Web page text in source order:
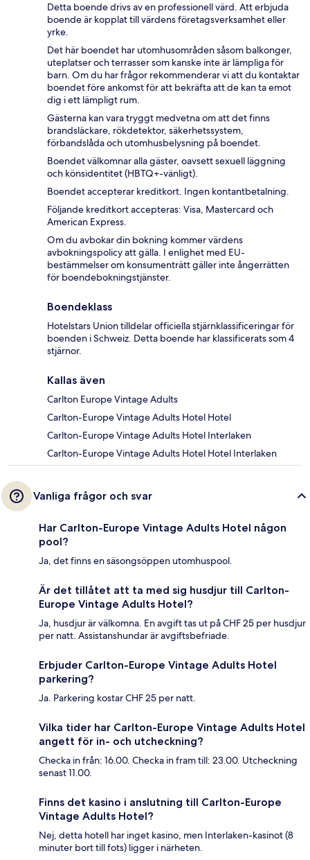
Detta boende drivs av en professionell värd. Att erbjuda
boende är kopplat till värdens företagsverksamhet eller
yrke.
Det här boendet har utomhusområden såsom balkonger,
uteplatser och terrasser som kanske inte är lämpliga för
barn. Om du har frågor rekommenderar vi att du kontaktar
boendet före ankomst för att bekräfta att de kan ta emot
dig i ett lämpligt rum.
Gästerna kan vara tryggt medvetna om att det finns
brandsläckare, rökdetektor, säkerhetssystem,
förbandslåda och utomhusbelysning på boendet.
Boendet välkomnar alla gäster, oavsett sexuell läggning
och könsidentitet (HBTQ+-vänligt).
Boendet accepterar kreditkort. Ingen kontantbetalning.
Följande kreditkort accepteras: Visa, Mastercard och
American Express.
Om du avbokar din bokning kommer värdens
avbokningspolicy att gälla. I enlighet med EU-
bestämmelser om konsumenträtt gäller inte ångerrätten
för boendebokningstjänster.
Boendeklass
Hotelstars Union tilldelar officiella stjärnklassificeringar för
boenden i Schweiz. Detta boende har klassificerats som 4
stjärnor.
Kallas även
Carlton Europe Vintage Adults
Carlton-Europe Vintage Adults Hotel Hotel
Carlton-Europe Vintage Adults Hotel Interlaken
Carlton-Europe Vintage Adults Hotel Hotel Interlaken
Vanliga frågor och svar
Har Carlton-Europe Vintage Adults Hotel någon
pool?
Ja, det finns en säsongsöppen utomhuspool.
Är det tillåtet att ta med sig husdjur till Carlton-
Europe Vintage Adults Hotel?
Ja, husdjur är välkomna. En avgift tas ut på CHF 25 per husdjur
per natt. Assistanshundar är avgiftsbefriade.
Erbjuder Carlton-Europe Vintage Adults Hotel
parkering?
Ja. Parkering kostar CHF 25 per natt.
Vilka tider har Carlton-Europe Vintage Adults Hotel
angett för in- och utcheckning?
Checka in från: 16.00. Checka in fram till: 23.00. Utcheckning
senast 11.00.
Finns det kasino i anslutning till Carlton-Europe
Vintage Adults Hotel?
Nej, detta hotell har inget kasino, men Interlaken-kasinot (8
minuter bort till fots) ligger i närheten.